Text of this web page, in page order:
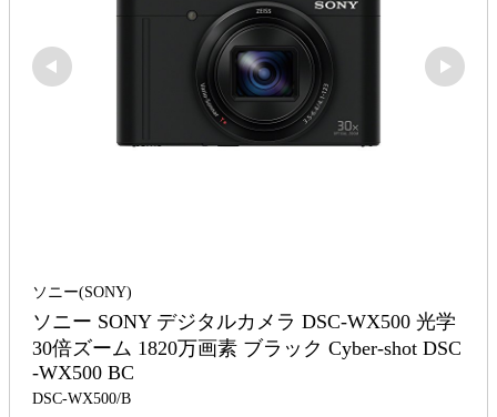
ソニー(SONY)
ソニー SONY デジタルカメラ DSC-WX500 光学
30倍ズーム 1820万画素 ブラック Cyber-shot DSC
-WX500 BC
DSC-WX500/B